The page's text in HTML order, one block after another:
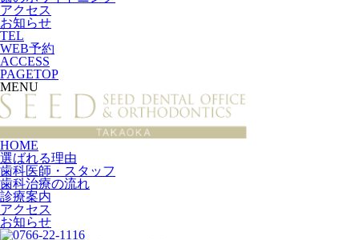
アクセス
お知らせ
TEL
WEB予約
ACCESS
PAGETOP
MENU
HOME
選ばれる理由
歯科医師・スタッフ
歯科治療の流れ
診療案内
アクセス
お知らせ